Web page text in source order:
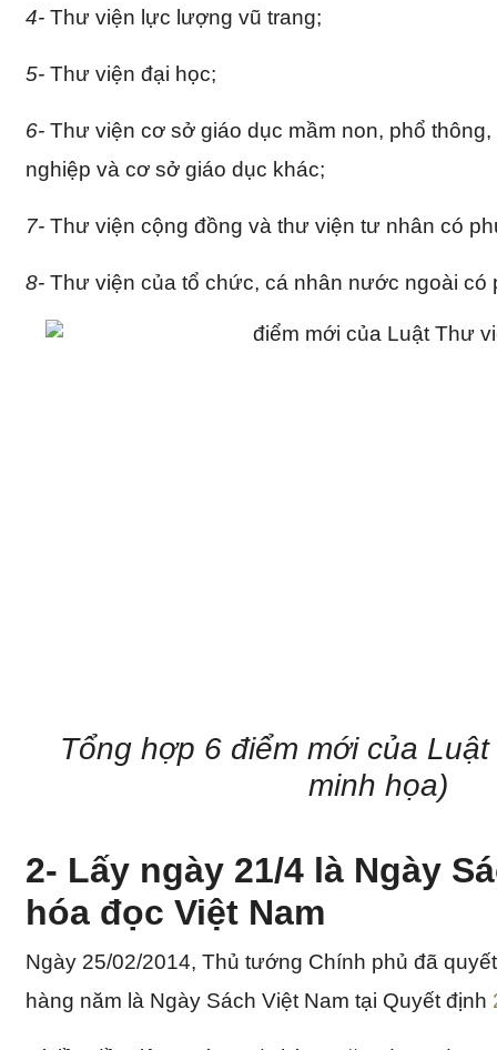
4- Thư viện lực lượng vũ trang;
5- Thư viện đại học;
6- Thư viện cơ sở giáo dục mầm non, phổ
nghiệp và cơ sở giáo dục khác;
7- Thư viện cộng đồng và thư viện tư nhân có
8- Thư viện của tổ chức, cá nhân nước ngoài có
Tổng hợp 6 điểm mới của
minh họa)
2- Lấy ngày 21/4 là Ngày
hóa đọc Việt Nam
Ngày 25/02/2014, Thủ tướng Chính phủ đã
hàng năm là Ngày Sách Việt Nam tại Quyết định